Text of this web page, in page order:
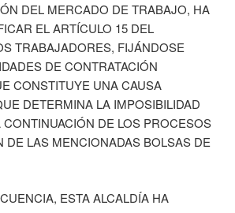
DEL MERCADO DE TRABAJO, HA
EL ARTÍCULO 15 DEL
TRABAJADORES, FIJÁNDOSE
DE CONTRATACIÓN
CONSTITUYE UNA CAUSA
DETERMINA LA IMPOSIBILIDAD
CONTINUACIÓN DE LOS PROCESOS
DE LAS MENCIONADAS BOLSAS DE
ESTA ALCALDÍA HA